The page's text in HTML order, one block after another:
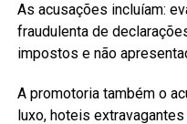
As acusações incluíam:
fraudulenta de
impostos e não
A promotoria também o
luxo, hoteis